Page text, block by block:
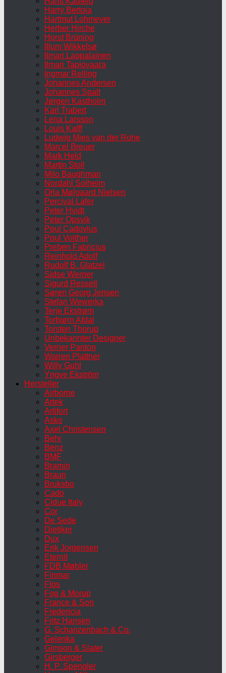
Harry Bertoia
Hartmut Lohmeyer
Herber Hirche
Horst Brüning
Illum Wikkelsø
Ilmari Lappalainen
Ilmari Tapiovaara
Ingmar Relling
Johannes Andersen
Johannes Spalt
Jørgen Kastholm
Karl Trabert
Lena Larsson
Louis Kalff
Ludwig Mies van der Rohe
Marcel Breuer
Mark Held
Martin Stoll
Milo Baughman
Nordahl Solheim
Orla Mølgaard Nielsen
Percival Lafer
Peter Hvidt
Peter Opsvik
Poul Cadovius
Poul Volther
Preben Fabricius
Reinhold Adolf
Rudolf B. Glatzel
Sidse Werner
Sigurd Ressell
Søren Georg Jensen
Stefan Wewerka
Terje Ekstrøm
Torbjørn Afdal
Torsten Thorup
Unbekannter Designer
Verner Panton
Warren Plattner
Willy Guhl
Yngve Ekström
Hersteller
Airborne
Artek
Artifort
Asko
Axel Christensen
Behr
Benz
BMF
Bramin
Braun
Bruksbo
Cado
Cidue Italy
Cor
De Sede
Dietiker
Dux
Erik Jorgensen
Eternit
FDB Møbler
Finmar
Flos
Fog & Morup
France & Son
Fredericia
Fritz Hansen
G. Schanzenbach & Co.
Gelenka
Gimson & Slater
Girsberger
H. P. Spengler